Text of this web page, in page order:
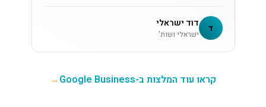
ד דוד ישראלי
ישראלי ושות'
קראו עוד המלצות ב-Google Business →